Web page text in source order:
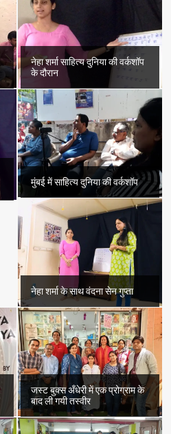
नेहा शर्मा साहित्य दुनिया की वर्कशॉप
के दौरान
मुंबई में साहित्य दुनिया की वर्कशॉप
नेहा शर्मा के साथ वंदना सेन गुप्ता
जस्ट बुक्स अँधेरी में एक प्रोग्राम के
बाद ली गयी तस्वीर